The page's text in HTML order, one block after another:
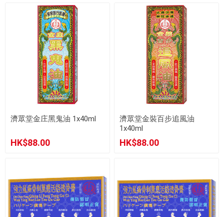
濟眾堂金庄黑鬼油 1x40ml
HK$88.00
濟眾堂金裝百步追風油
1x40ml
HK$88.00